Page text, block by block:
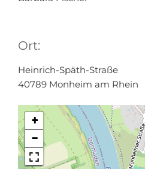
Ort:
Heinrich-Späth-Straße
40789 Monheim am Rhein
+
−